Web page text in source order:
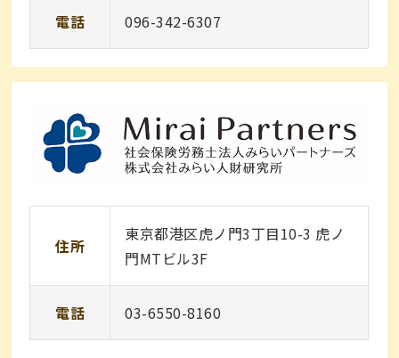
電話 096-342-6307
住所
東京都港区虎ノ門3丁目10-3 虎ノ
門MTビル3F
電話 03-6550-8160